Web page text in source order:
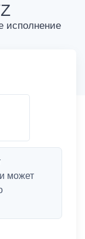
исполнение
может